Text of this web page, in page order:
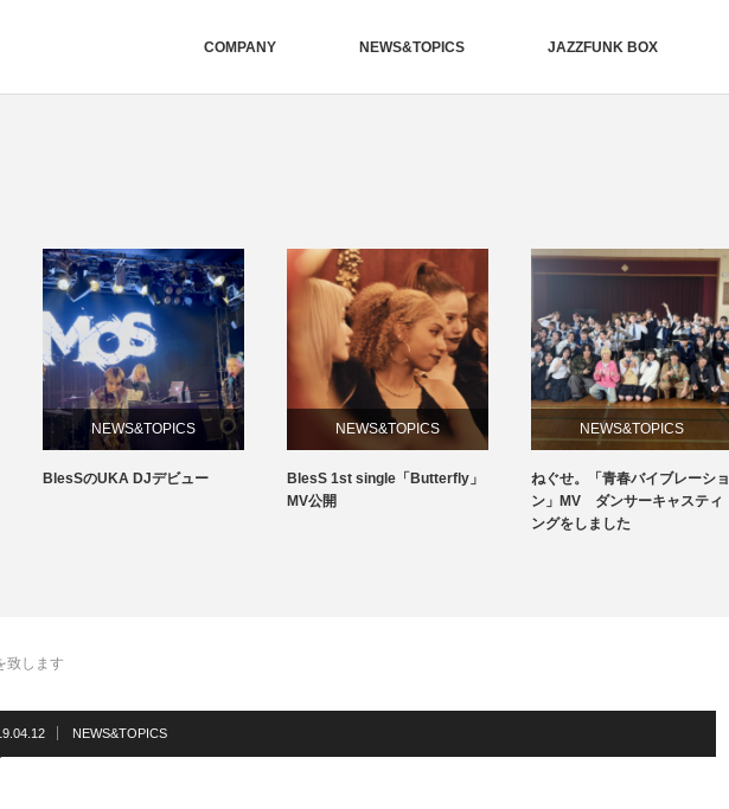
COMPANY NEWS&TOPICS JAZZFUNK BOX
NEWS&TOPICS
BlesSのUKA DJデビュー
NEWS&TOPICS
BlesS 1st single「Butterfly」
MV公開
NEWS&TOPICS
ねぐせ。「青春バイブレーショ
ン」MV ダンサーキャスティ
ングをしました
致します
NEWS&TOPICS